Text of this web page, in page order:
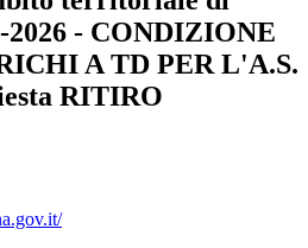
2026 - CONDIZIONE
A TD PER L'A.S.
RITIRO